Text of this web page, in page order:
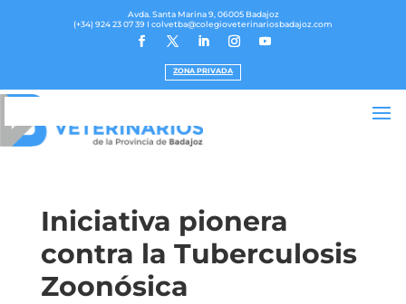
Avda. Santa Marina 9, 06005 Badajoz
(+34) 924 23 07 39 I colvetba@colegioveterinariosbadajoz.com
ZONA PRIVADA
Iniciativa pionera
contra la Tuberculosis
Zoonósica